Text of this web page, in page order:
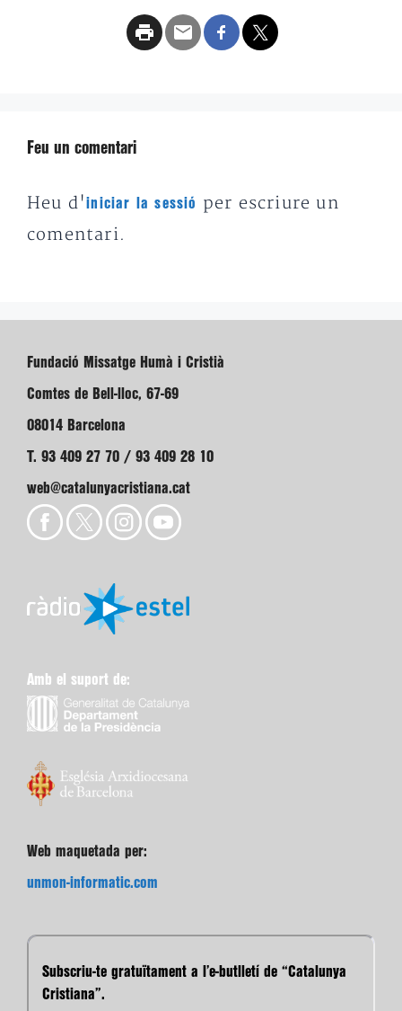
Feu un comentari
Heu d'iniciar la sessió
per escriure un
comentari.
Fundació Missatge Humà i Cristià
Comtes de Bell-lloc, 67-69
08014 Barcelona
T. 93 409 27 70 / 93 409 28 10
web@catalunyacristiana.cat
Amb el suport de:
Web maquetada per:
unmon-informatic.com
Subscriu-te gratuïtament a l’e-butlletí de “Catalunya
Cristiana”.